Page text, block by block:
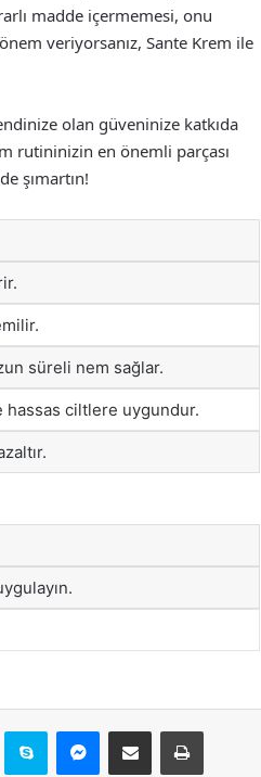
madde içermemesi, onu
veriyorsanız, Sante Krem ile
olan güveninize katkıda
rutininizin en önemli parçası
şımartın!
süreli nem sağlar.
ciltlere uygundur.
Skype Messenger
E-Posta ile paylaş Yazdır